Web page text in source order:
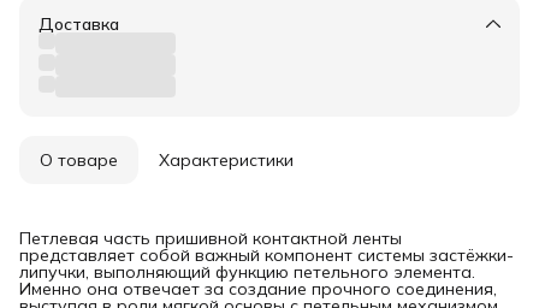
Доставка
О товаре Характеристики
Петлевая часть пришивной контактной ленты
представляет собой важный компонент системы застёжки-
липучки, выполняющий функцию петельного элемента.
Именно она отвечает за создание прочного соединения,